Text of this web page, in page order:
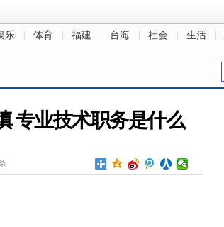
乐 体育 福建 台海 社会 生活
专业技术职务是什么